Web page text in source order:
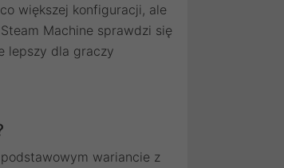
większej konfiguracji, ale
Machine sprawdzi się
lepszy dla graczy
wariancie z